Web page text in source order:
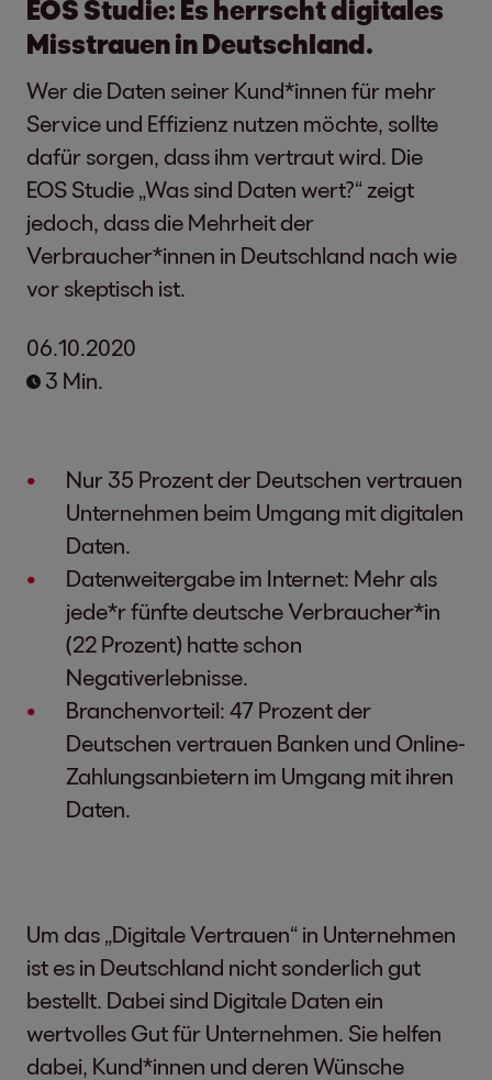
EOS Studie: Es herrscht digitales
Misstrauen in Deutschland.
Wer die Daten seiner Kund*innen für mehr
Service und Effizienz nutzen möchte, sollte
dafür sorgen, dass ihm vertraut wird. Die
EOS Studie „Was sind Daten wert?“ zeigt
jedoch, dass die Mehrheit der
Verbraucher*innen in Deutschland nach wie
vor skeptisch ist.
06.10.2020
3 Min.
Nur 35 Prozent der Deutschen vertrauen
Unternehmen beim Umgang mit digitalen
Daten.
Datenweitergabe im Internet: Mehr als
jede*r fünfte deutsche Verbraucher*in
(22 Prozent) hatte schon
Negativerlebnisse.
Branchenvorteil: 47 Prozent der
Deutschen vertrauen Banken und Online-
Zahlungsanbietern im Umgang mit ihren
Daten.
Um das „Digitale Vertrauen“ in Unternehmen
ist es in Deutschland nicht sonderlich gut
bestellt. Dabei sind Digitale Daten ein
wertvolles Gut für Unternehmen. Sie helfen
dabei, Kund*innen und deren Wünsche